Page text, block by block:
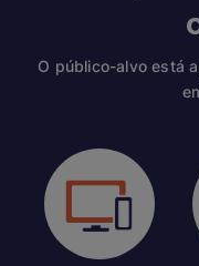
O público-alvo está